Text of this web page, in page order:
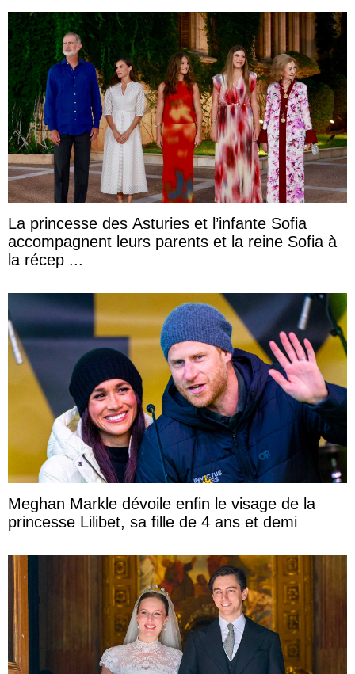
La princesse des Asturies et l’infante Sofia
accompagnent leurs parents et la reine Sofia à
la récep ...
Meghan Markle dévoile enfin le visage de la
princesse Lilibet, sa fille de 4 ans et demi